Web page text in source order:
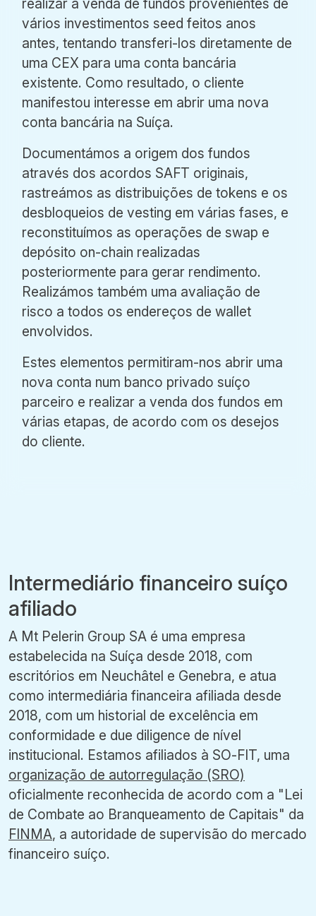
vários investimentos seed feitos anos
antes, tentando transferi-los diretamente de
uma CEX para uma conta bancária
existente. Como resultado, o cliente
manifestou interesse em abrir uma nova
conta bancária na Suíça.
Documentámos a origem dos fundos
através dos acordos SAFT originais,
rastreámos as distribuições de tokens e os
desbloqueios de vesting em várias fases, e
reconstituímos as operações de swap e
depósito on-chain realizadas
posteriormente para gerar rendimento.
Realizámos também uma avaliação de
risco a todos os endereços de wallet
envolvidos.
Estes elementos permitiram-nos abrir uma
nova conta num banco privado suíço
parceiro e realizar a venda dos fundos em
várias etapas, de acordo com os desejos
do cliente.
Intermediário financeiro suíço
afiliado
A Mt Pelerin Group SA é uma empresa
estabelecida na Suíça desde 2018, com
escritórios em Neuchâtel e Genebra, e atua
como intermediária financeira afiliada desde
2018, com um historial de excelência em
conformidade e due diligence de nível
institucional. Estamos afiliados à SO-FIT, uma
organização de autorregulação (SRO)
oficialmente reconhecida de acordo com a "Lei
de Combate ao Branqueamento de Capitais" da
FINMA, a autoridade de supervisão do mercado
financeiro suíço.